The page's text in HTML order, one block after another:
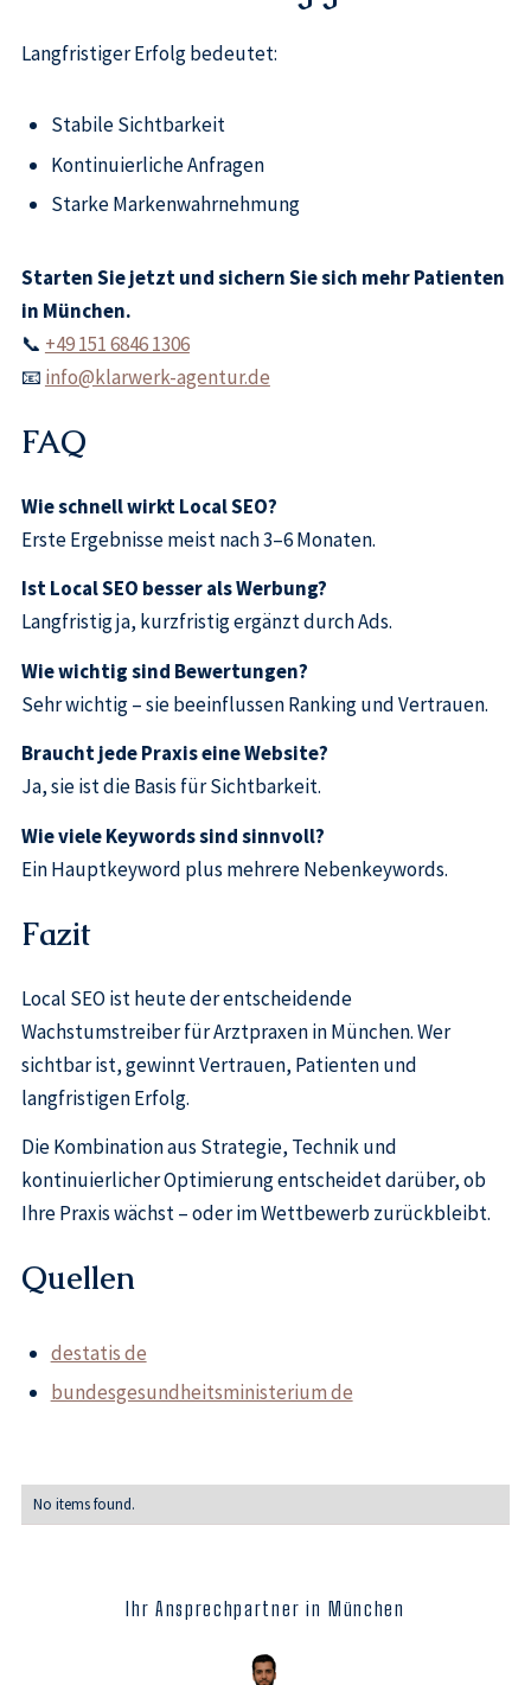
Langfristiger Erfolg bedeutet:
Stabile Sichtbarkeit
Kontinuierliche Anfragen
Starke Markenwahrnehmung
Starten Sie jetzt und sichern Sie sich mehr Patienten
in München.
📞 +49 151 6846 1306
📧 info@klarwerk-agentur.de
FAQ
Wie schnell wirkt Local SEO?
Erste Ergebnisse meist nach 3–6 Monaten.
Ist Local SEO besser als Werbung?
Langfristig ja, kurzfristig ergänzt durch Ads.
Wie wichtig sind Bewertungen?
Sehr wichtig – sie beeinflussen Ranking und Vertrauen.
Braucht jede Praxis eine Website?
Ja, sie ist die Basis für Sichtbarkeit.
Wie viele Keywords sind sinnvoll?
Ein Hauptkeyword plus mehrere Nebenkeywords.
Fazit
Local SEO ist heute der entscheidende
Wachstumstreiber für Arztpraxen in München. Wer
sichtbar ist, gewinnt Vertrauen, Patienten und
langfristigen Erfolg.
Die Kombination aus Strategie, Technik und
kontinuierlicher Optimierung entscheidet darüber, ob
Ihre Praxis wächst – oder im Wettbewerb zurückbleibt.
Quellen
destatis de
bundesgesundheitsministerium de
No items found.
Ihr Ansprechpartner in München